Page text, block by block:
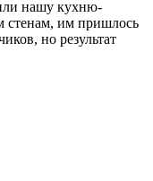
нашу кухню-
стенам, им пришлось
но результат